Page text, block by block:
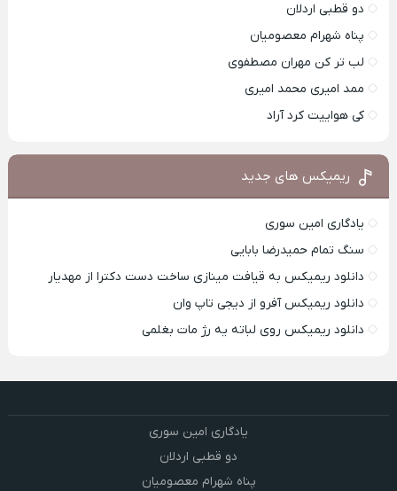
دو قطبی اردلان
پناه شهرام معصومیان
لب تر کن مهران مصطفوی
ممد امیری محمد امیری
کی هواییت کرد آراد
ریمیکس های جدید
یادگاری امین سوری
سنگ تمام حمیدرضا بابایی
دانلود ریمیکس به قیافت مینازی ساخت دست دکترا از مهدیار
دانلود ریمیکس آفرو از ديجی تاپ وان
دانلود ریمیکس روی لباته یه رژ مات بغلمی
یادگاری امین سوری
دو قطبی اردلان
پناه شهرام معصومیان